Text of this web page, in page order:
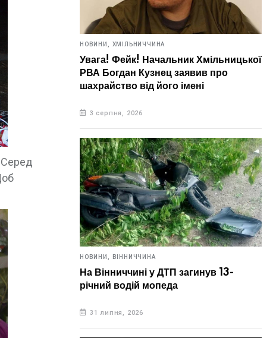
Серед
НОВИНИ, ХМІЛЬНИЧЧИНА
Увага! Фейк! Начальник Хмільницької
РВА Богдан Кузнец заявив про
шахрайство від його імені
3 серпня, 2026
НОВИНИ, ВІННИЧЧИНА
На Вінниччині у ДТП загинув 13-
річний водій мопеда
31 липня, 2026